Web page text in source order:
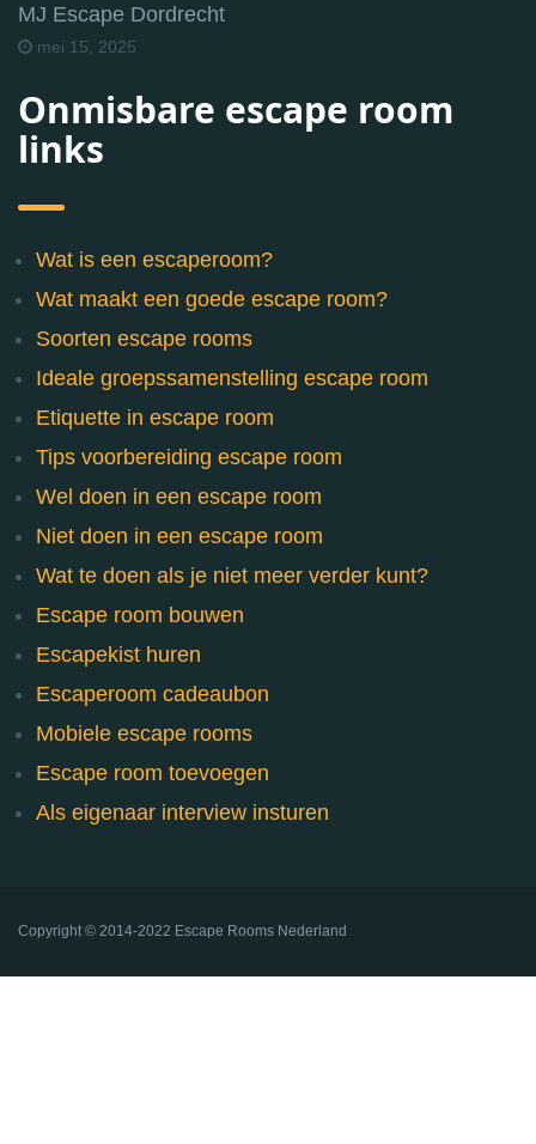
MJ Escape Dordrecht
mei 15, 2025
Onmisbare escape room
links
Wat is een escaperoom?
Wat maakt een goede escape room?
Soorten escape rooms
Ideale groepssamenstelling escape room
Etiquette in escape room
Tips voorbereiding escape room
Wel doen in een escape room
Niet doen in een escape room
Wat te doen als je niet meer verder kunt?
Escape room bouwen
Escapekist huren
Escaperoom cadeaubon
Mobiele escape rooms
Escape room toevoegen
Als eigenaar interview insturen
Copyright © 2014-2022 Escape Rooms Nederland